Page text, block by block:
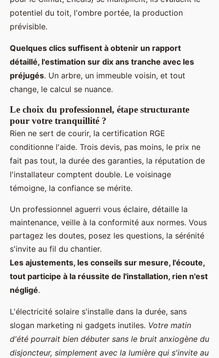
potentiel du toit, l'ombre portée, la production
prévisible.
Quelques clics suffisent à obtenir un rapport
détaillé, l'estimation sur dix ans tranche avec les
préjugés. Un arbre, un immeuble voisin, et tout
change, le calcul se nuance.
Le choix du professionnel, étape structurante
pour votre tranquillité ?
Rien ne sert de courir, la certification RGE
conditionne l'aide. Trois devis, pas moins, le prix ne
fait pas tout, la durée des garanties, la réputation de
l'installateur comptent double. Le voisinage
témoigne, la confiance se mérite.
Un professionnel aguerri vous éclaire, détaille la
maintenance, veille à la conformité aux normes. Vous
partagez les doutes, posez les questions, la sérénité
s'invite au fil du chantier.
Les ajustements, les conseils sur mesure, l'écoute,
tout participe à la réussite de l'installation, rien n'est
négligé.
L'électricité solaire s'installe dans la durée, sans
slogan marketing ni gadgets inutiles. Votre matin
d'été pourrait bien débuter sans le bruit anxiogène du
disjoncteur, simplement avec la lumière qui s'invite au